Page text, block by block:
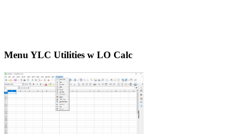
Menu YLC Utilities w LO Calc